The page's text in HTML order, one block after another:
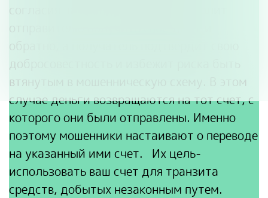
согласия на возврат средств позволит
отправителю получить свои деньги
обратно, а получатель подтвердит свою
добросовестность и избежит риска быть
втянутым в мошенническую схему. В этом
случае деньги возвращаются на тот счет, с
которого они были отправлены. Именно
поэтому мошенники настаивают о переводе
на указанный ими счет. Их цель-
использовать ваш счет для транзита
средств, добытых незаконным путем.